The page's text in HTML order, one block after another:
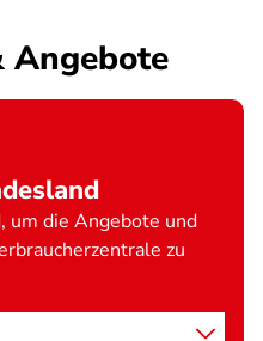
Angebote
um die Angebote und
zu